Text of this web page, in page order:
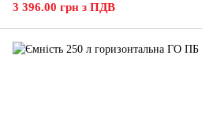
3 396.00 грн з ПДВ